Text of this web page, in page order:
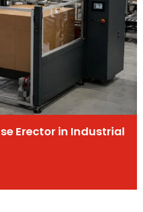
Erector in Industrial